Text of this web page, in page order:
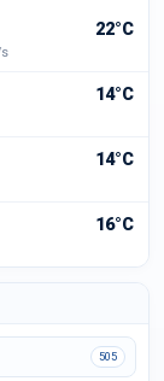
22°C
14°C
14°C
16°C
505